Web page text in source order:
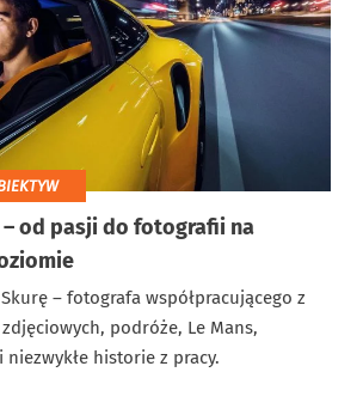
– od pasji do fotografii na
– fotografa współpracującego z
zdjęciowych, podróże, Le Mans,
niezwykłe historie z pracy.